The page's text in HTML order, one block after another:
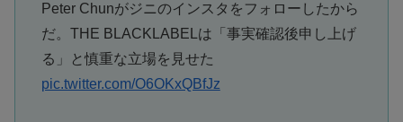
Peter Chunがジニのインスタをフォローしたから
だ。THE BLACKLABELは「事実確認後申し上げ
る」と慎重な立場を見せた
pic.twitter.com/O6OKxQBfJz